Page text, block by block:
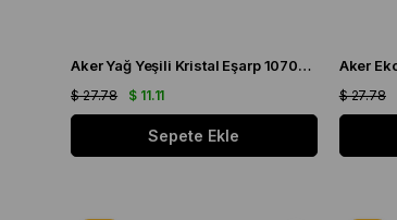
Aker Yağ Yeşili Kristal Eşarp 1070900 - 955
$ 11.11
$ 27.78
Sepete Ekle
$ 27.78